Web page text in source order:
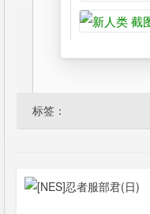
标签：